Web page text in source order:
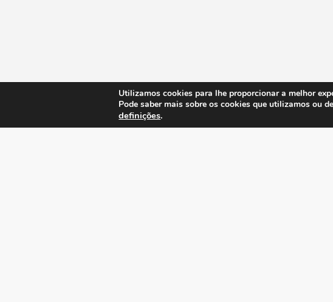
Utilizamos cookies para lhe proporcionar a melhor
Pode saber mais sobre os cookies que utilizamos ou
definições.